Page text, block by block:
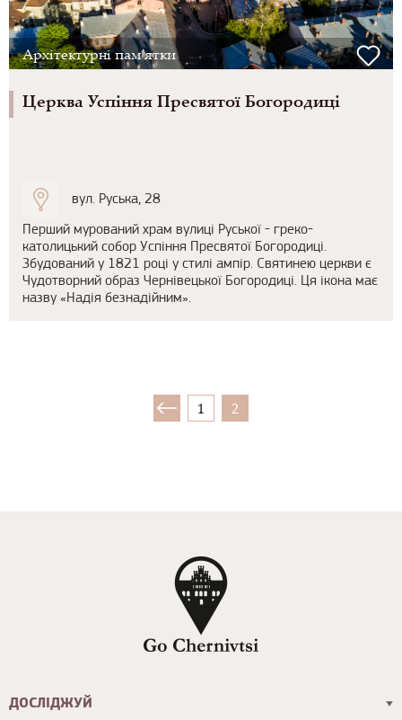
Архітектурні пам'ятки
Церква Успіння Пресвятої Богородиці
вул. Руська, 28
Перший мурований храм вулиці Руської - греко-
католицький собор Успіння Пресвятої Богородиці.
Збудований у 1821 році у стилі ампір. Святинею церкви є
Чудотворний образ Чернівецької Богородиці. Ця ікона має
назву «Надія безнадійним».
1 2
ДОСЛІДЖУЙ